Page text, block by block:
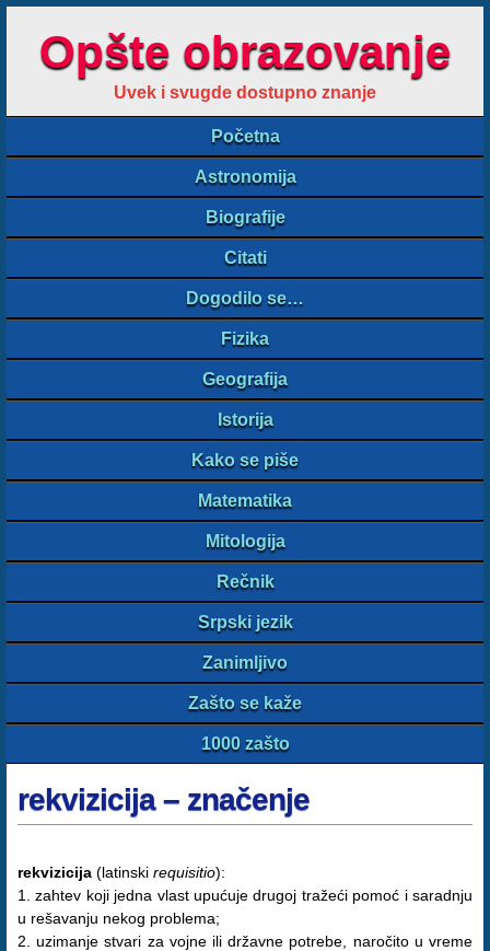
Opšte obrazovanje
Uvek i svugde dostupno znanje
Početna
Astronomija
Biografije
Citati
Dogodilo se…
Fizika
Geografija
Istorija
Kako se piše
Matematika
Mitologija
Rečnik
Srpski jezik
Zanimljivo
Zašto se kaže
1000 zašto
rekvizicija – značenje
rekvizicija (latinski requisitio):
1. zahtev koji jedna vlast upućuje drugoj tražeći pomoć i saradnju
u rešavanju nekog problema;
2. uzimanje stvari za vojne ili državne potrebe, naročito u vreme